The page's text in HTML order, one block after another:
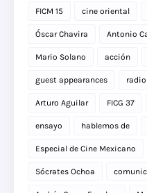
FICM 15 cine oriental
Óscar Chavira Antonio
Mario Solano acción
guest appearances radio
Arturo Aguilar FICG 37
ensayo hablemos de
Especial de Cine Mexicano
Sócrates Ochoa